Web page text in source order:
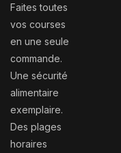
Faites toutes
vos courses
en une seule
commande.
Une sécurité
alimentaire
exemplaire.
Des plages
horaires